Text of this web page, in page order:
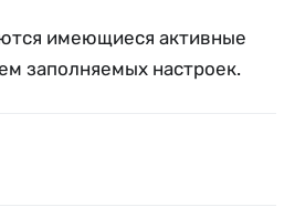
имеющиеся активные
заполняемых настроек.